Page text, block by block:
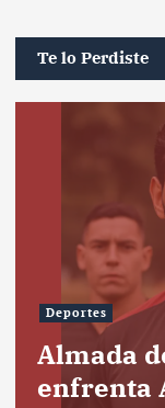
Te lo Perdiste
Deportes
Almada
enfrenta